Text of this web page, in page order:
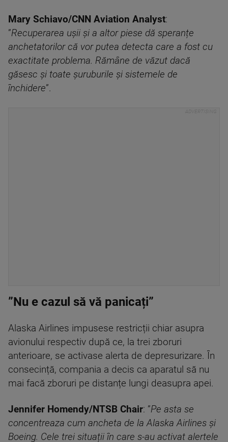
Mary Schiavo/CNN Aviation Analyst:
”Recuperarea ușii și a altor piese dă speranțe
anchetatorilor că vor putea detecta care a fost cu
exactitate problema. Rămâne de văzut dacă
găsesc și toate șuruburile și sistemele de
închidere”.
”Nu e cazul să vă panicați”
Alaska Airlines impusese restricții chiar asupra
avionului respectiv după ce, la trei zboruri
anterioare, se activase alerta de depresurizare. În
consecință, compania a decis ca aparatul să nu
mai facă zboruri pe distanțe lungi deasupra apei.
Jennifer Homendy/NTSB Chair: ”Pe asta se
concentreaza cum ancheta de la Alaska Airlines și
Boeing. Cele trei situații în care s-au activat alertele